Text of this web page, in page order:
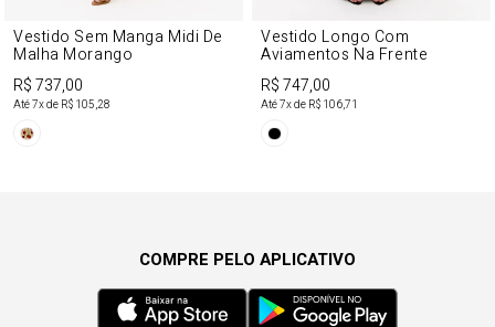
Vestido Sem Manga Midi De
Malha Morango
R$ 737,00
Até7x de R$ 105,28
Vestido Longo Com
Aviamentos Na Frente
R$ 747,00
Até7x de R$ 106,71
COMPRE PELO APLICATIVO